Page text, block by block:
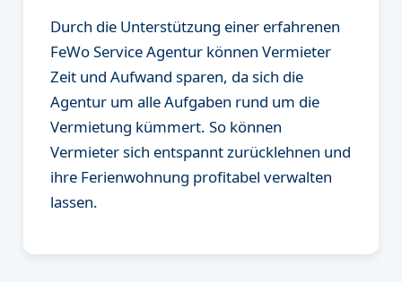
Durch die Unterstützung einer erfahrenen
FeWo Service Agentur können Vermieter
Zeit und Aufwand sparen, da sich die
Agentur um alle Aufgaben rund um die
Vermietung kümmert. So können
Vermieter sich entspannt zurücklehnen und
ihre Ferienwohnung profitabel verwalten
lassen.